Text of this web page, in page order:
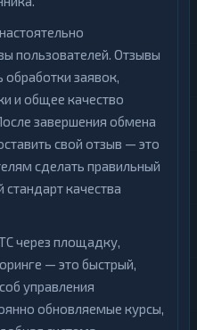
пользователей. Отзывы
заявок,
и общее качество
завершения обмена
свой отзыв — это
сделать правильный
качества
через площадку,
— это быстрый,
управления
обновляемые курсы,